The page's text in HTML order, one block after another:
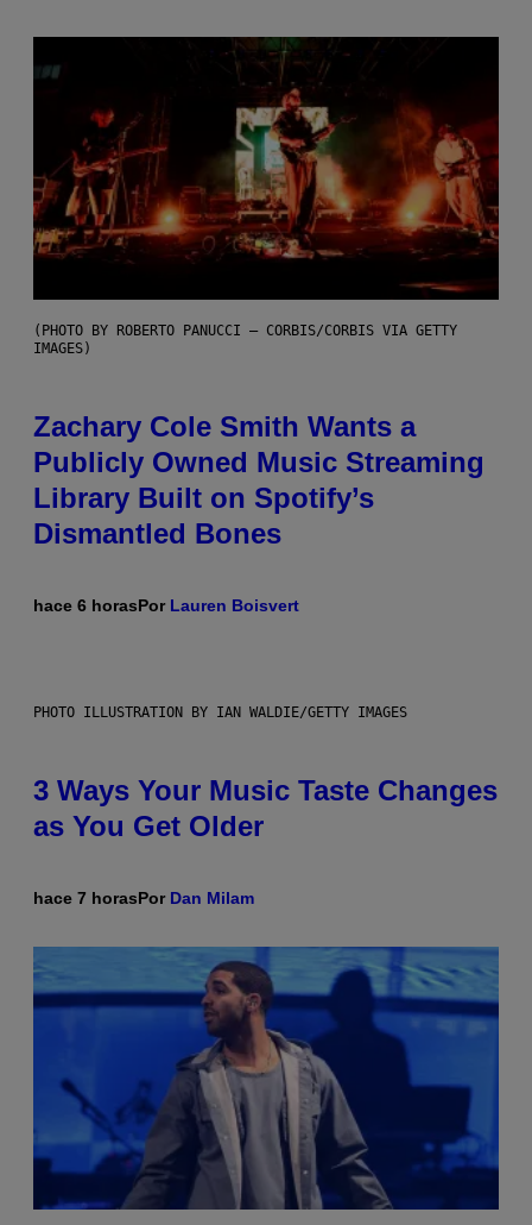
(PHOTO BY ROBERTO PANUCCI – CORBIS/CORBIS VIA GETTY
IMAGES)
Zachary Cole Smith Wants a
Publicly Owned Music Streaming
Library Built on Spotify’s
Dismantled Bones
hace 6 horasPor Lauren Boisvert
PHOTO ILLUSTRATION BY IAN WALDIE/GETTY IMAGES
3 Ways Your Music Taste Changes
as You Get Older
hace 7 horasPor Dan Milam